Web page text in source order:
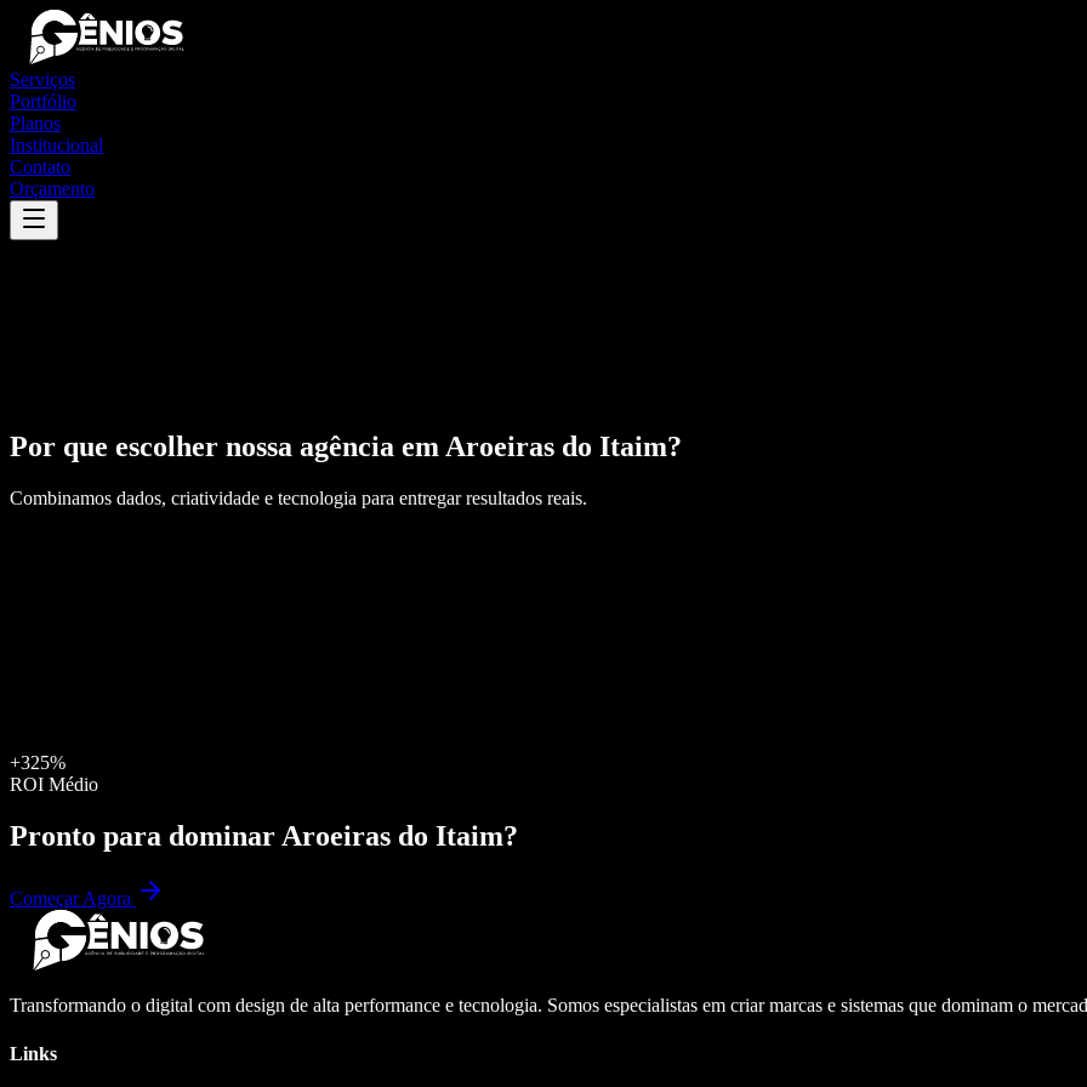
Serviços
Portfólio
Planos
Institucional
Contato
Orçamento
Por que escolher nossa agência em Aroeiras do Itaim?
Combinamos dados, criatividade e tecnologia para entregar resultados reais.
+325%
ROI Médio
Pronto para dominar Aroeiras do Itaim?
Começar Agora
Transformando o digital com design de alta performance e tecnologia. Somos especialistas em criar marcas e sistemas que dominam o
Links